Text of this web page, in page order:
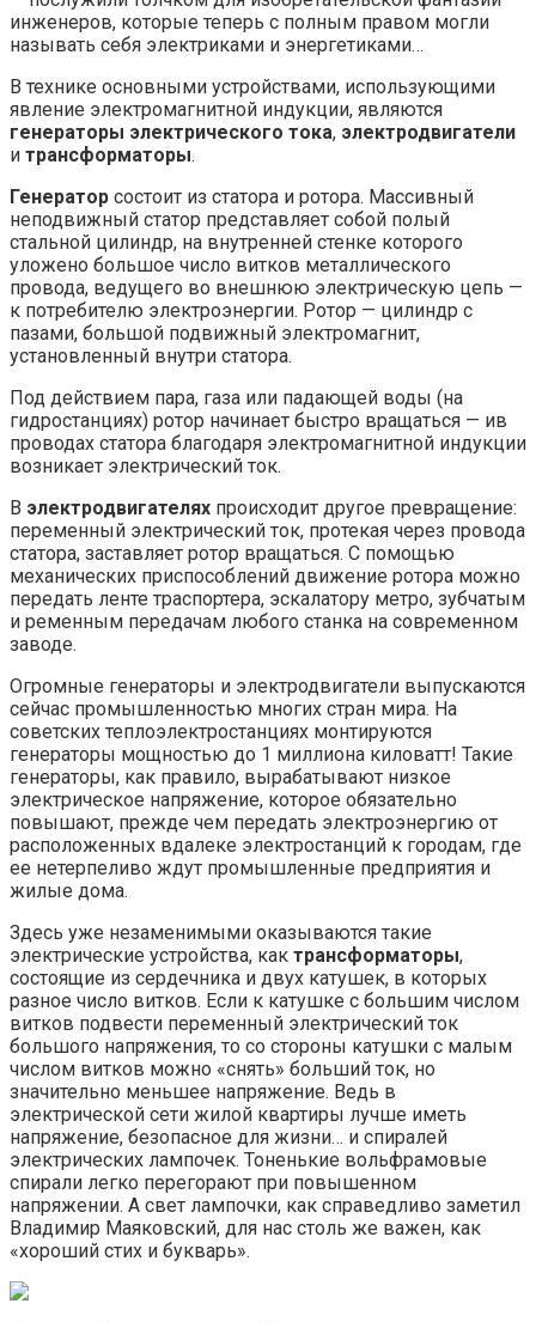
инженеров, которые теперь с полным правом могли
называть себя электриками и энергетиками…
В технике основными устройствами, использующими
явление электромагнитной индукции, являются
генераторы электрического тока, электродвигатели
и трансформаторы.
Генератор состоит из статора и ротора. Массивный
неподвижный статор представляет собой полый
стальной цилиндр, на внутренней стенке которого
уложено большое число витков металлического
провода, ведущего во внешнюю электрическую цепь —
к потребителю электроэнергии. Ротор — цилиндр с
пазами, большой подвижный электромагнит,
установленный внутри статора.
Под действием пара, газа или падающей воды (на
гидростанциях) ротор начинает быстро вращаться — ив
проводах статора благодаря электромагнитной индукции
возникает электрический ток.
В электродвигателях происходит другое превращение:
переменный электрический ток, протекая через провода
статора, заставляет ротор вращаться. С помощью
механических приспособлений движение ротора можно
передать ленте траспортера, эскалатору метро, зубчатым
и ременным передачам любого станка на современном
заводе.
Огромные генераторы и электродвигатели выпускаются
сейчас промышленностью многих стран мира. На
советских теплоэлектростанциях монтируются
генераторы мощностью до 1 миллиона киловатт! Такие
генераторы, как правило, вырабатывают низкое
электрическое напряжение, которое обязательно
повышают, прежде чем передать электроэнергию от
расположенных вдалеке электростанций к городам, где
ее нетерпеливо ждут промышленные предприятия и
жилые дома.
Здесь уже незаменимыми оказываются такие
электрические устройства, как трансформаторы,
состоящие из сердечника и двух катушек, в которых
разное число витков. Если к катушке с большим числом
витков подвести переменный электрический ток
большого напряжения, то со стороны катушки с малым
числом витков можно «снять» больший ток, но
значительно меньшее напряжение. Ведь в
электрической сети жилой квартиры лучше иметь
напряжение, безопасное для жизни… и спиралей
электрических лампочек. Тоненькие вольфрамовые
спирали легко перегорают при повышенном
напряжении. А свет лампочки, как справедливо заметил
Владимир Маяковский, для нас столь же важен, как
«хороший стих и букварь».